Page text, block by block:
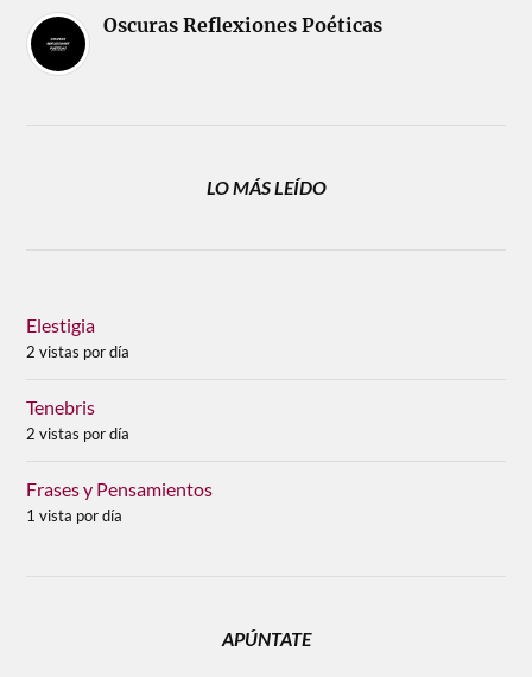
Oscuras Reflexiones Poéticas
LO MÁS LEÍDO
Elestigia
2 vistas por día
Tenebris
2 vistas por día
Frases y Pensamientos
1 vista por día
APÚNTATE